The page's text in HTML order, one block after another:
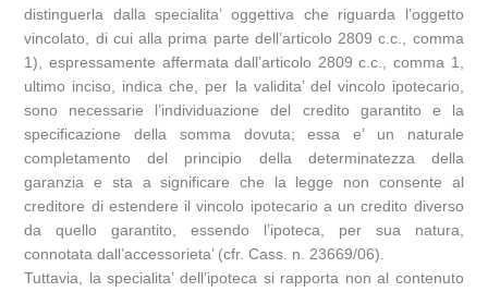
distinguerla dalla specialita’ oggettiva che riguarda l’oggetto
vincolato, di cui alla prima parte dell’articolo 2809 c.c., comma
1), espressamente affermata dall’articolo 2809 c.c., comma 1,
ultimo inciso, indica che, per la validita’ del vincolo ipotecario,
sono necessarie l’individuazione del credito garantito e la
specificazione della somma dovuta; essa e’ un naturale
completamento del principio della determinatezza della
garanzia e sta a significare che la legge non consente al
creditore di estendere il vincolo ipotecario a un credito diverso
da quello garantito, essendo l’ipoteca, per sua natura,
connotata dall’accessorieta’ (cfr. Cass. n. 23669/06).
Tuttavia, la specialita’ dell’ipoteca si rapporta non al contenuto